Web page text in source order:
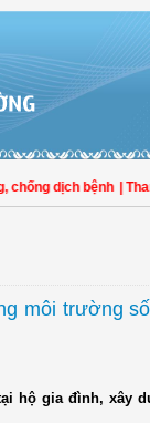
dịch bệnh | Thanh
môi trường
hộ gia đình, xây